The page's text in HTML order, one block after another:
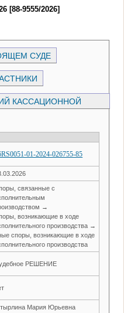
[88-9555/2026]
СУДЕ
КАССАЦИОННОЙ
01-2024-026755-85
связанные с
→
возникающие в ходе
производства →
споры, возникающие в ходе
производства
РЕШЕНИЕ
Мария Юрьевна